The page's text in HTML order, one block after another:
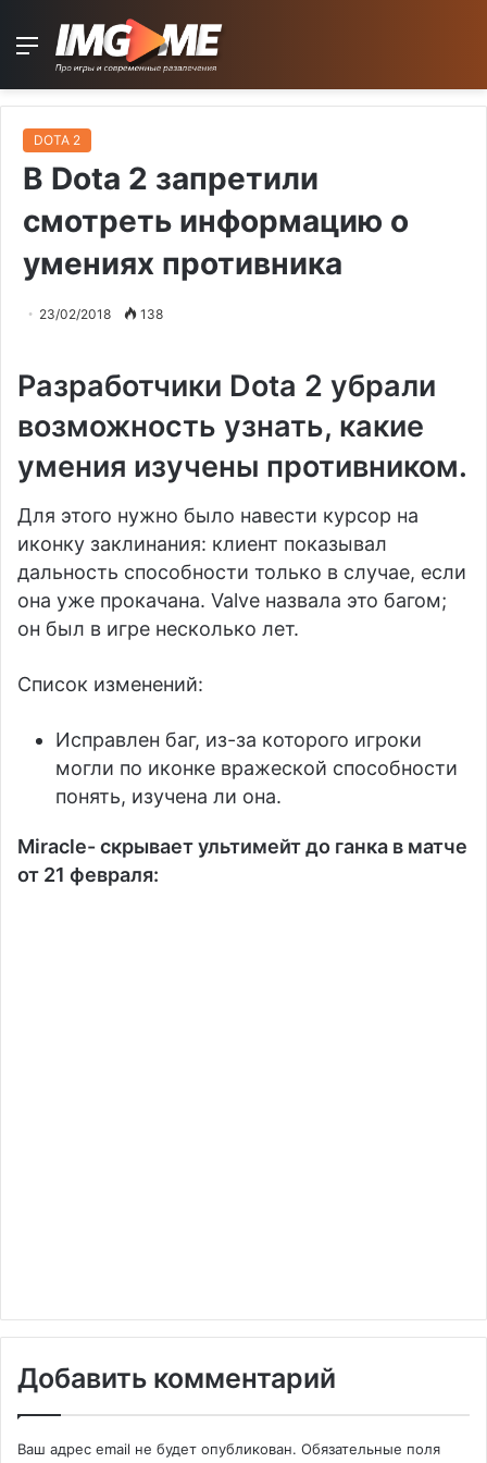
Menu
DOTA 2
В Dota 2 запретили
смотреть информацию о
умениях противника
23/02/2018 138
Разработчики Dota 2 убрали
возможность узнать, какие
умения изучены противником.
Для этого нужно было навести курсор на
иконку заклинания: клиент показывал
дальность способности только в случае, если
она уже прокачана. Valve назвала это багом;
он был в игре несколько лет.
Список изменений:
Исправлен баг, из-за которого игроки
могли по иконке вражеской способности
понять, изучена ли она.
Miracle- скрывает ультимейт до ганка в матче
от 21 февраля:
Добавить комментарий
Ваш адрес email не будет опубликован. Обязательные поля